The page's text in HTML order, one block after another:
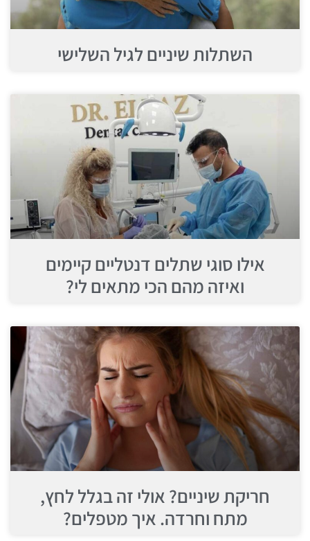
השתלות שיניים לגיל השלישי
אילו סוגי שתלים דנטליים קיימים
ואיזה מהם הכי מתאים לי?
חריקת שיניים? אולי זה בגלל לחץ,
מתח וחרדה. איך מטפלים?